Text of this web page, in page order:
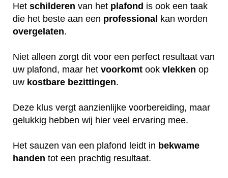
Het schilderen van het plafond is ook een taak
die het beste aan een professional kan worden
overgelaten.
Niet alleen zorgt dit voor een perfect resultaat van
uw plafond, maar het voorkomt ook vlekken op
uw kostbare bezittingen.
Deze klus vergt aanzienlijke voorbereiding, maar
gelukkig hebben wij hier veel ervaring mee.
Het sauzen van een plafond leidt in bekwame
handen tot een prachtig resultaat.